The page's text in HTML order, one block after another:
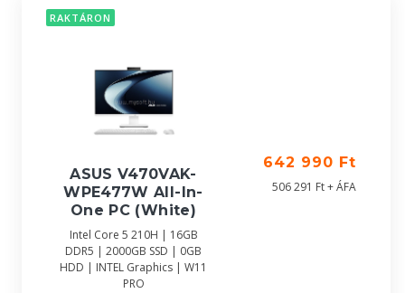
RAKTÁRON
ASUS V470VAK-
WPE477W All-In-
One PC (White)
Intel Core 5 210H | 16GB
DDR5 | 2000GB SSD | 0GB
HDD | INTEL Graphics | W11
PRO
642 990 Ft
506 291 Ft + ÁFA